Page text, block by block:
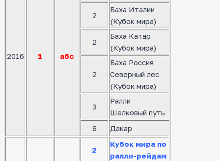
2016 1 абс
2
Баха Италии
(Кубок мира)
2
Баха Катар
(Кубок мира)
2
Баха Россия
Северный лес
(Кубок мира)
3
Ралли
Шелковый путь
8
Дакар
2
Кубок мира по
ралли-рейдам